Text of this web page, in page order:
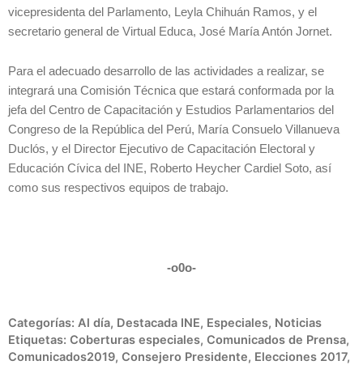
vicepresidenta del Parlamento, Leyla Chihuán Ramos, y el
secretario general de Virtual Educa, José María Antón Jornet.
Para el adecuado desarrollo de las actividades a realizar, se
integrará una Comisión Técnica que estará conformada por la
jefa del Centro de Capacitación y Estudios Parlamentarios del
Congreso de la República del Perú, María Consuelo Villanueva
Duclós, y el Director Ejecutivo de Capacitación Electoral y
Educación Cívica del INE, Roberto Heycher Cardiel Soto, así
como sus respectivos equipos de trabajo.
-o0o-
Categorías: Al día, Destacada INE, Especiales, Noticias
Etiquetas: Coberturas especiales, Comunicados de Prensa,
Comunicados2019, Consejero Presidente, Elecciones 2017,